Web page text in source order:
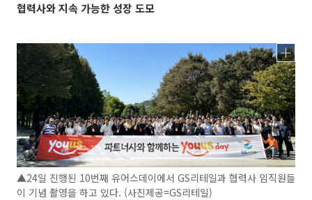
협력사와 지속 가능한 성장 도모
▲24일 진행된 10번째 유어스데이에서 GS리테일과 협력사 임직원들
이 기념 촬영을 하고 있다. (사진제공=GS리테일)